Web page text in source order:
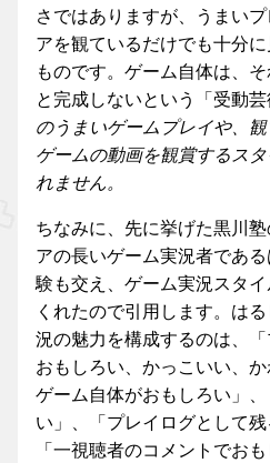
さではありますが、うまい
アを観ているだけでも十分
ものです。ゲーム自体は、
と完成しないという「受動芸
のうまいゲームプレイや、
ゲームの動画を観賞するス
れません。
ちなみに、先に挙げた黒川
アの長いゲーム実況者であ
験も交え、ゲーム実況スタ
くれたので引用します。は
況の魅力を構成するのは、
おもしろい、かっこいい、
ゲーム自体がおもしろい」
い」、「プレイログとして残
「一視聴者のコメントでお